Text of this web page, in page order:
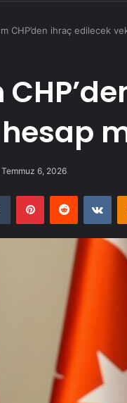
CHP’den ihraç edilecek
Temmuz 6, 2026
Tumblr PinterestReddit